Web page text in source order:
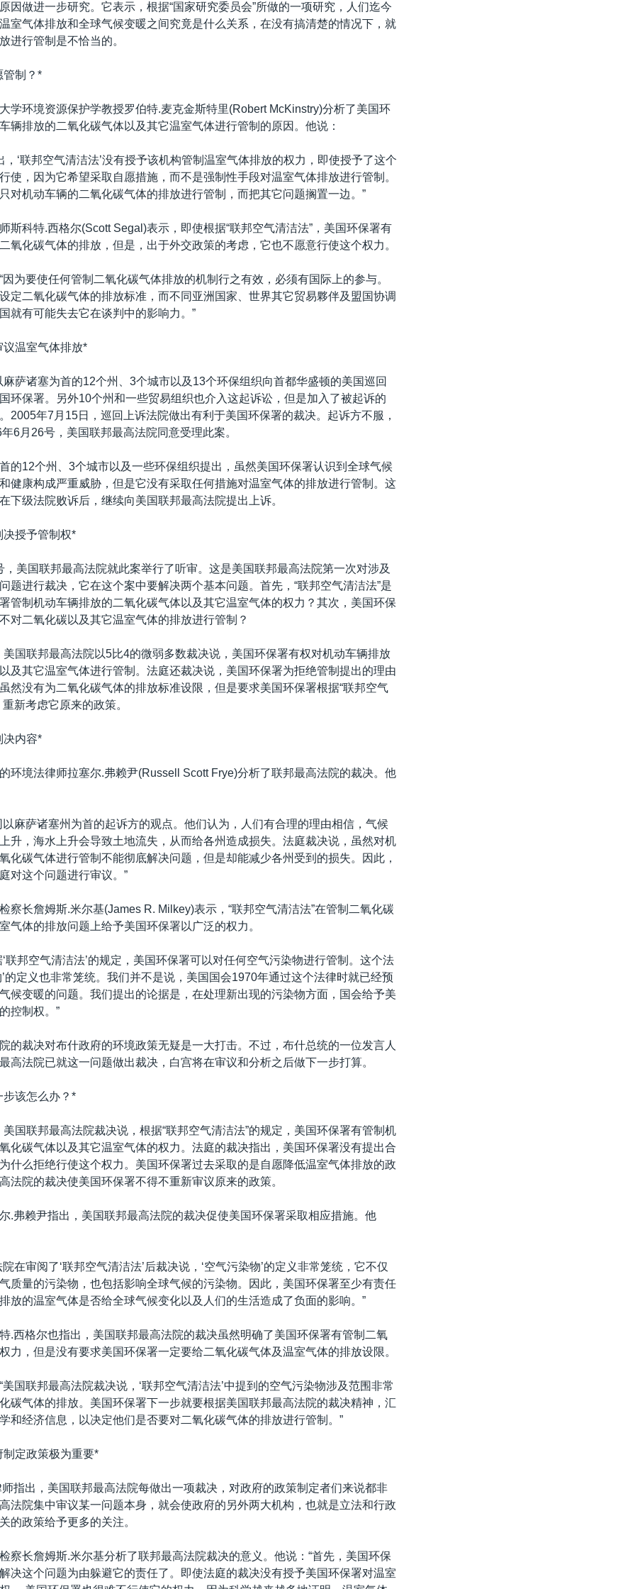
因做进一步研究。它表示，根据“国家研究委员会”所做的一项研究，人们迄今
室气体排放和全球气候变暖之间究竟是什么关系，在没有搞清楚的情况下，就
进行管制是不恰当的。
管制？*
学环境资源保护学教授罗伯特.麦克金斯特里(Robert McKinstry)分析了美国环
辆排放的二氧化碳气体以及其它温室气体进行管制的原因。他说：
，‘联邦空气清洁法’没有授予该机构管制温室气体排放的权力，即使授予了这个
使，因为它希望采取自愿措施，而不是强制性手段对温室气体排放进行管制。
对机动车辆的二氧化碳气体的排放进行管制，而把其它问题搁置一边。”
斯科特.西格尔(Scott Segal)表示，即使根据“联邦空气清洁法”，美国环保署有
氧化碳气体的排放，但是，出于外交政策的考虑，它也不愿意行使这个权力。
因为要使任何管制二氧化碳气体排放的机制行之有效，必须有国际上的参与。
定二氧化碳气体的排放标准，而不同亚洲国家、世界其它贸易夥伴及盟国协调
就有可能失去它在谈判中的影响力。”
温室气体排放*
萨诸塞为首的12个州、3个城市以及13个环保组织向首都华盛顿的美国巡回
环保署。另外10个州和一些贸易组织也介入这起诉讼，但是加入了被起诉的
2005年7月15日，巡回上诉法院做出有利于美国环保署的裁决。起诉方不服，
6月26号，美国联邦最高法院同意受理此案。
的12个州、3个城市以及一些环保组织提出，虽然美国环保署认识到全球气候
健康构成严重威胁，但是它没有采取任何措施对温室气体的排放进行管制。这
下级法院败诉后，继续向美国联邦最高法院提出上诉。
决授予管制权*
，美国联邦最高法院就此案举行了听审。这是美国联邦最高法院第一次对涉及
题进行裁决，它在这个案中要解决两个基本问题。首先，“联邦空气清洁法”是
管制机动车辆排放的二氧化碳气体以及其它温室气体的权力？其次，美国环保
对二氧化碳以及其它温室气体的排放进行管制？
国联邦最高法院以5比4的微弱多数裁决说，美国环保署有权对机动车辆排放
及其它温室气体进行管制。法庭还裁决说，美国环保署为拒绝管制提出的理由
然没有为二氧化碳气体的排放标准设限，但是要求美国环保署根据“联邦空气
新考虑它原来的政策。
决内容*
环境法律师拉塞尔.弗赖尹(Russell Scott Frye)分析了联邦最高法院的裁决。他
以麻萨诸塞州为首的起诉方的观点。他们认为，人们有合理的理由相信，气候
升，海水上升会导致土地流失，从而给各州造成损失。法庭裁决说，虽然对机
化碳气体进行管制不能彻底解决问题，但是却能减少各州受到的损失。因此，
对这个问题进行审议。”
察长詹姆斯.米尔基(James R. Milkey)表示，“联邦空气清洁法”在管制二氧化碳
气体的排放问题上给予美国环保署以广泛的权力。
‘联邦空气清洁法’的规定，美国环保署可以对任何空气污染物进行管制。这个法
’的定义也非常笼统。我们并不是说，美国国会1970年通过这个法律时就已经预
候变暖的问题。我们提出的论据是，在处理新出现的污染物方面，国会给予美
控制权。”
的裁决对布什政府的环境政策无疑是一大打击。不过，布什总统的一位发言人
高法院已就这一问题做出裁决，白宫将在审议和分析之后做下一步打算。
步该怎么办？*
国联邦最高法院裁决说，根据“联邦空气清洁法”的规定，美国环保署有管制机
化碳气体以及其它温室气体的权力。法庭的裁决指出，美国环保署没有提出合
什么拒绝行使这个权力。美国环保署过去采取的是自愿降低温室气体排放的政
法院的裁决使美国环保署不得不重新审议原来的政策。
.弗赖尹指出，美国联邦最高法院的裁决促使美国环保署采取相应措施。他
在审阅了‘联邦空气清洁法’后裁决说，‘空气污染物’的定义非常笼统，它不仅
质量的污染物，也包括影响全球气候的污染物。因此，美国环保署至少有责任
放的温室气体是否给全球气候变化以及人们的生活造成了负面的影响。”
.西格尔也指出，美国联邦最高法院的裁决虽然明确了美国环保署有管制二氧
力，但是没有要求美国环保署一定要给二氧化碳气体及温室气体的排放设限。
国联邦最高法院裁决说，‘联邦空气清洁法’中提到的空气污染物涉及范围非常
碳气体的排放。美国环保署下一步就要根据美国联邦最高法院的裁决精神，汇
和经济信息，以决定他们是否要对二氧化碳气体的排放进行管制。”
定政策极为重要*
指出，美国联邦最高法院每做出一项裁决，对政府的政策制定者们来说都非
法院集中审议某一问题本身，就会使政府的另外两大机构，也就是立法和行政
的政策给予更多的关注。
察长詹姆斯.米尔基分析了联邦最高法院裁决的意义。他说：“首先，美国环保
决这个问题为由躲避它的责任了。即使法庭的裁决没有授予美国环保署对温室